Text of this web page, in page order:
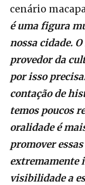
cenário
é uma figura
nossa cidade.
provedor da
por isso
contação de
temos poucos
oralidade é
promover
extremamente
visibilidade a